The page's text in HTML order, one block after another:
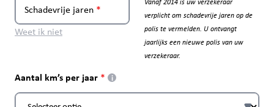
Schadevrije jaren
Weet ik niet
verplicht om schadevrije jaren op de
polis te vermelden. U ontvangt
jaarlijks een nieuwe polis van uw
verzekeraar.
Aantal km’s per jaar i